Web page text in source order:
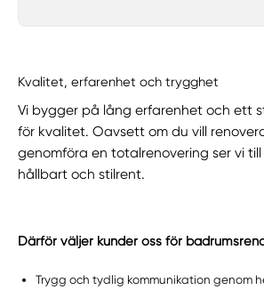
Kvalitet, erfarenhet och trygghet
Vi bygger på lång erfarenhet och ett
för kvalitet. Oavsett om du vill
genomföra en totalrenovering ser vi
hållbart och stilrent.
Därför väljer kunder oss för
Trygg och tydlig kommunikation genom